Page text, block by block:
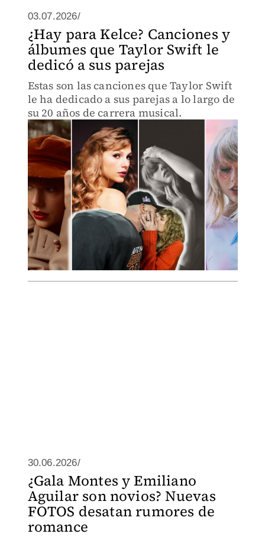
03.07.2026/
¿Hay para Kelce? Canciones y
álbumes que Taylor Swift le
dedicó a sus parejas
Estas son las canciones que Taylor Swift
le ha dedicado a sus parejas a lo largo de
su 20 años de carrera musical.
30.06.2026/
¿Gala Montes y Emiliano
Aguilar son novios? Nuevas
FOTOS desatan rumores de
romance